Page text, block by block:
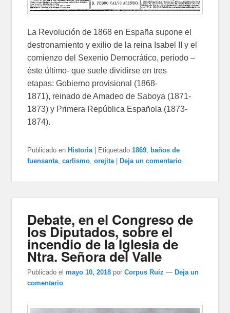
La Revolución de 1868 en España supone el
destronamiento y exilio de la reina Isabel II y el
comienzo del Sexenio Democrático, periodo –
éste último- que suele dividirse en tres
etapas: Gobierno provisional (1868-
1871), reinado de Amadeo de Saboya (1871-
1873) y Primera República Española (1873-
1874).
Publicado en Historia Etiquetado 1869, baños de
fuensanta,carlismo,orejita Deja un comentario
Debate, en el Congreso de
los Diputados, sobre el
incendio de la Iglesia de
Ntra. Señora del Valle
Publicado el mayo 10, 2018 porCorpus Ruiz — Deja un
comentario